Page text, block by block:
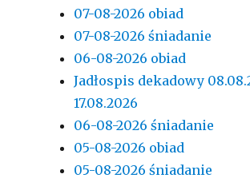
07-08-2026 obiad
07-08-2026 śniadanie
06-08-2026 obiad
Jadłospis dekadowy
17.08.2026
06-08-2026 śniadanie
05-08-2026 obiad
05-08-2026 śniadanie